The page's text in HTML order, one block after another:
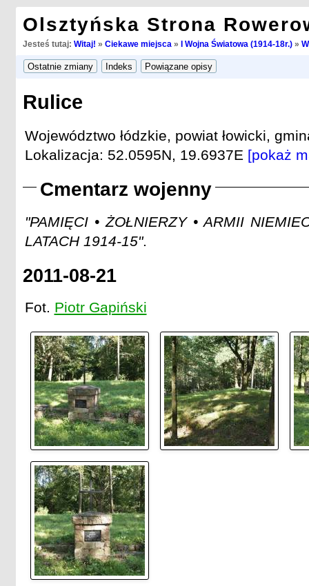
Olsztyńska Strona
Jesteś tutaj: Witaj! » Ciekawe miejsca » I Wojna Światowa (1914-18r.)»
Rulice
Województwo łódzkie, powiat łowicki,
Lokalizacja: 52.0595N, 19.6937E [pokaż
Cmentarz wojenny
"PAMIĘCI • ŻOŁNIERZY • ARMII
LATACH 1914-15".
2011-08-21
Fot. Piotr Gapiński